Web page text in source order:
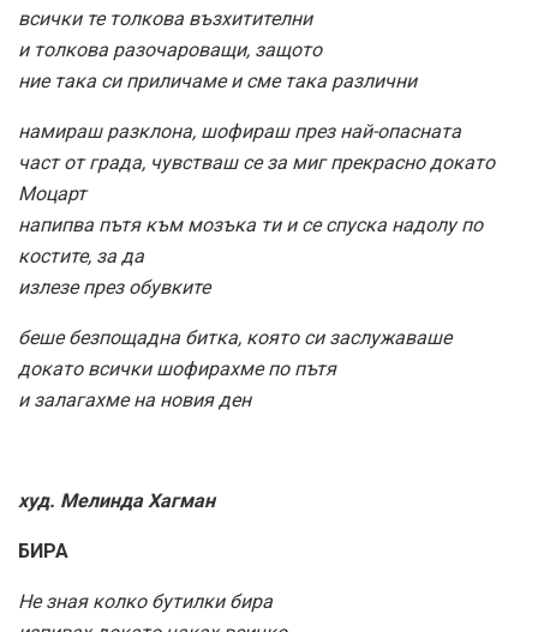
всички те толкова възхитителни
и толкова разочароващи, защото
ние така си приличаме и сме така различни
намираш разклона, шофираш през най-опасната
част от града, чувстваш се за миг прекрасно докато
Моцарт
напипва пътя към мозъка ти и се спуска надолу по
костите, за да
излезе през обувките
беше безпощадна битка, която си заслужаваше
докато всички шофирахме по пътя
и залагахме на новия ден
худ. Мелинда Хагман
БИРА
Не зная колко бутилки бира